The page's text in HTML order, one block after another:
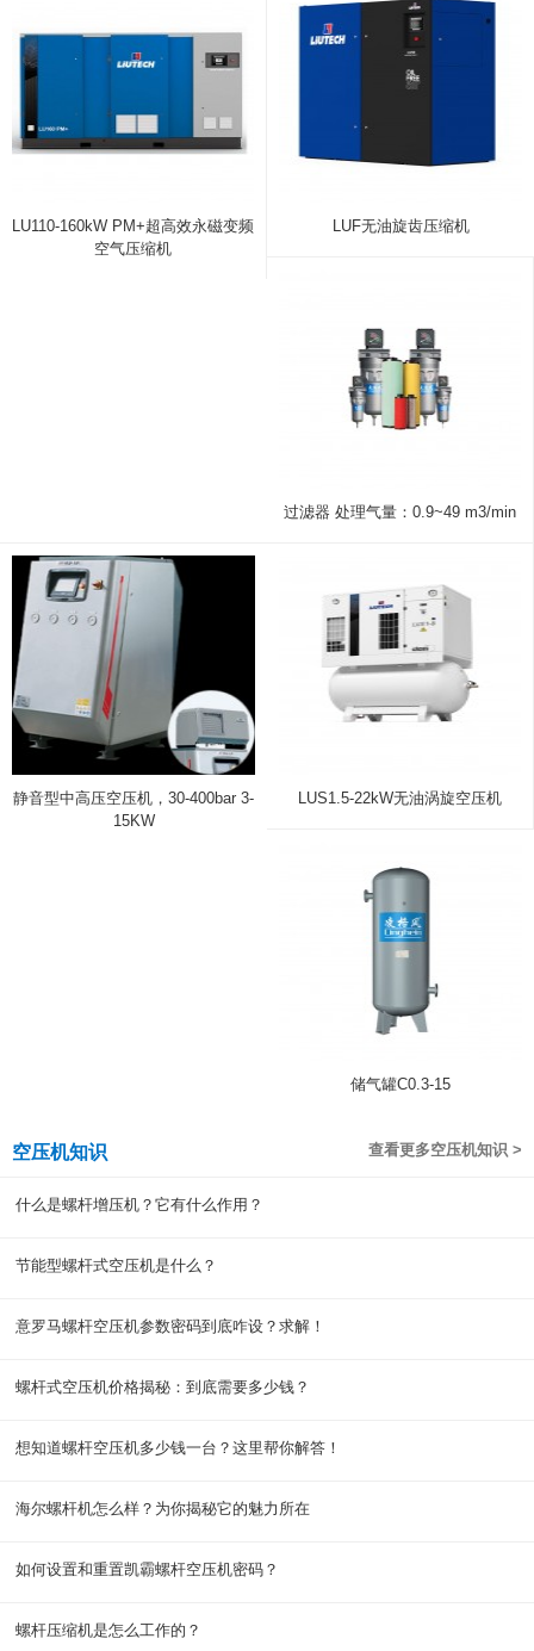
LU110-160kW PM+超高效永磁变频
空气压缩机
LUF无油旋齿压缩机
过滤器 处理气量：0.9~49 m3/min
静音型中高压空压机，30-400bar 3-
15KW
LUS1.5-22kW无油涡旋空压机
储气罐C0.3-15
查看更多空压机知识 >
空压机知识
什么是螺杆增压机？它有什么作用？
节能型螺杆式空压机是什么？
意罗马螺杆空压机参数密码到底咋设？求解！
螺杆式空压机价格揭秘：到底需要多少钱？
想知道螺杆空压机多少钱一台？这里帮你解答！
海尔螺杆机怎么样？为你揭秘它的魅力所在
如何设置和重置凯霸螺杆空压机密码？
螺杆压缩机是怎么工作的？